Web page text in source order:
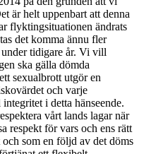
är helt uppenbart att denna
flyktingsituationen ändrats
det komma ännu fler
tidigare år. Vi vill
ska gälla dömda
sexualbrott utgör en
och varje
i detta hänseende.
vårt lands lagar när
respekt för vars och ens rätt
som en följd av det döms